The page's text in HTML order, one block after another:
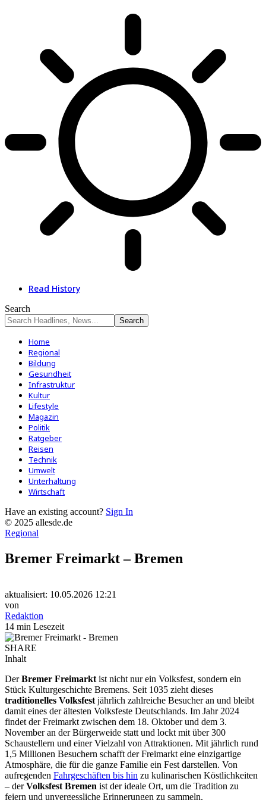
Read History
Search
Home
Regional
Bildung
Gesundheit
Infrastruktur
Kultur
Lifestyle
Magazin
Politik
Ratgeber
Reisen
Technik
Umwelt
Unterhaltung
Wirtschaft
Have an existing account? Sign In
© 2025 allesde.de
Regional
Bremer Freimarkt – Bremen
aktualisiert: 10.05.2026 12:21
von
Redaktion
14 min Lesezeit
SHARE
Inhalt
DerBremer Freimarkt ist nicht nur ein Volksfest, sondern ein
Stück Kulturgeschichte Bremens. Seit 1035 zieht dieses
traditionelles Volksfest jährlich zahlreiche Besucher an und bleibt
damit eines der ältesten Volksfeste Deutschlands. Im Jahr 2024
findet der Freimarkt zwischen dem 18. Oktober und dem 3.
November an der Bürgerweide statt und lockt mit über 300
Schaustellern und einer Vielzahl von Attraktionen. Mit jährlich rund
1,5 Millionen Besuchern schafft der Freimarkt eine einzigartige
Atmosphäre, die für die ganze Familie ein Fest darstellen. Von
aufregenden Fahrgeschäften bis hin zu kulinarischen Köstlichkeiten
– derVolksfest Bremen ist der ideale Ort, um die Tradition zu
feiern und unvergessliche Erinnerungen zu sammeln.